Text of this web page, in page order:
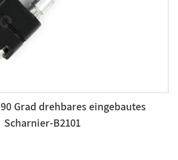
Grad drehbares eingebautes
Scharnier-B2101